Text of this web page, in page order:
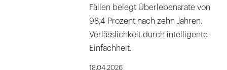
Fällen belegt Überlebensrate von
98,4 Prozent nach zehn Jahren.
Verlässlichkeit durch intelligente
Einfachheit.
18.04.2026